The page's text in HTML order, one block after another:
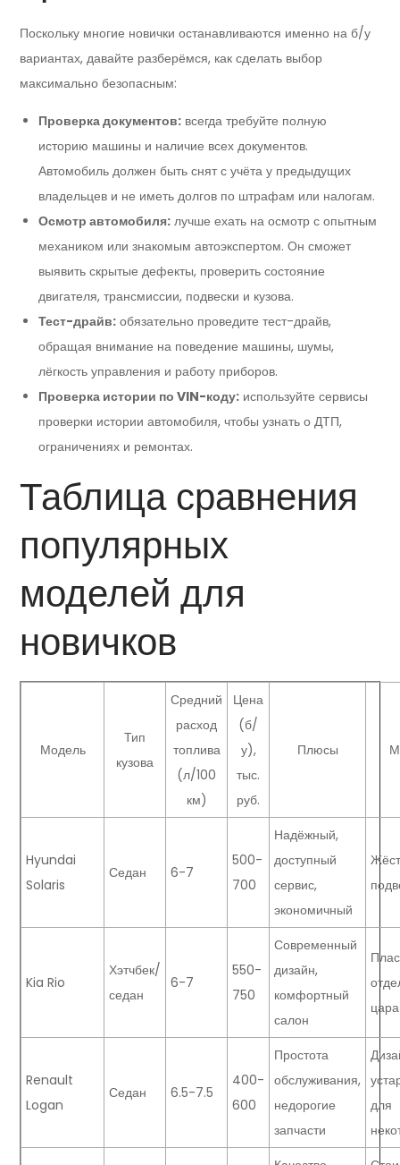
Поскольку многие новички останавливаются именно на б/у
вариантах, давайте разберёмся, как сделать выбор
максимально безопасным:
Проверка документов: всегда требуйте полную
историю машины и наличие всех документов.
Автомобиль должен быть снят с учёта у предыдущих
владельцев и не иметь долгов по штрафам или налогам.
Осмотр автомобиля: лучше ехать на осмотр с опытным
механиком или знакомым автоэкспертом. Он сможет
выявить скрытые дефекты, проверить состояние
двигателя, трансмиссии, подвески и кузова.
Тест-драйв: обязательно проведите тест-драйв,
обращая внимание на поведение машины, шумы,
лёгкость управления и работу приборов.
Проверка истории по VIN-коду: используйте сервисы
проверки истории автомобиля, чтобы узнать о ДТП,
ограничениях и ремонтах.
Таблица сравнения
популярных
моделей для
новичков
Модель
Тип
кузова
Средний
расход
топлива
(л/100
км)
Цена
(б/
у),
тыс.
руб.
Плюсы
Hyundai
Solaris
Седан 6-7
500-
700
Надёжный,
доступный
сервис,
экономичный
Kia Rio
Хэтчбек/
седан
6-7
550-
750
Современный
дизайн,
комфортный
салон
Renault
Logan
Седан 6.5-7.5
400-
600
Простота
обслуживания,
недорогие
запчасти
для